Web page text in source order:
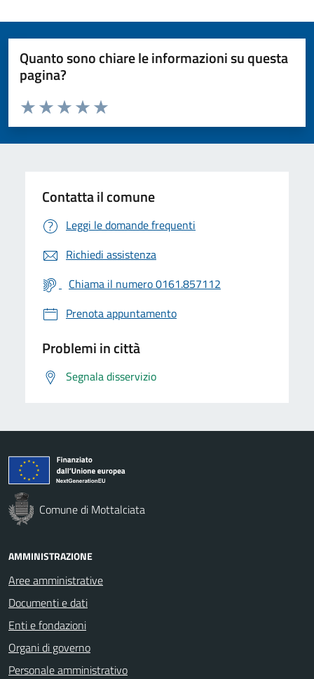
Quanto sono chiare le informazioni su questa
pagina?
Valuta da 1 a 5 stelle la pagina
Valuta 5 stelle su 5
Valuta 4 stelle su 5
Valuta 3 stelle su 5
Valuta 2 stelle su 5
Valuta 1 stelle su 5
Contatta il comune
Leggi le domande frequenti
Richiedi assistenza
Chiama il numero 0161.857112
Prenota appuntamento
Problemi in città
Segnala disservizio
Comune di Mottalciata
AMMINISTRAZIONE
Aree amministrative
Documenti e dati
Enti e fondazioni
Organi di governo
Personale amministrativo